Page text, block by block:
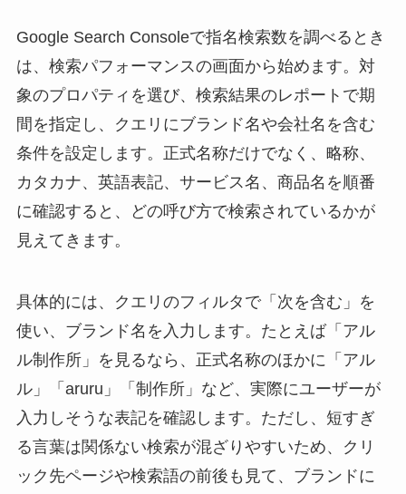
Google Search Consoleで指名検索数を調べるとき
は、検索パフォーマンスの画面から始めます。対
象のプロパティを選び、検索結果のレポートで期
間を指定し、クエリにブランド名や会社名を含む
条件を設定します。正式名称だけでなく、略称、
カタカナ、英語表記、サービス名、商品名を順番
に確認すると、どの呼び方で検索されているかが
見えてきます。
具体的には、クエリのフィルタで「次を含む」を
使い、ブランド名を入力します。たとえば「アル
ル制作所」を見るなら、正式名称のほかに「アル
ル」「aruru」「制作所」など、実際にユーザーが
入力しそうな表記を確認します。ただし、短すぎ
る言葉は関係ない検索が混ざりやすいため、クリ
ック先ページや検索語の前後も見て、ブランドに